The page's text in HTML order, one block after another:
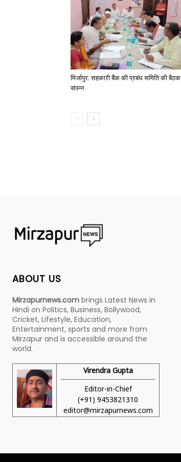
मिर्जापुर: सहकारी बैंक की प्रबंध समिति की बैठक
संपन्न
ABOUT US
Mirzapurnews.com brings Latest News in
Hindi on Politics, Business, Bollywood,
Cricket, Lifestyle, Education,
Entertainment, sports and more from
Mirzapur and is accessible around the
world.
Virendra Gupta
Editor-in-Chief
(+91) 9453821310
editor@mirzapurnews.com